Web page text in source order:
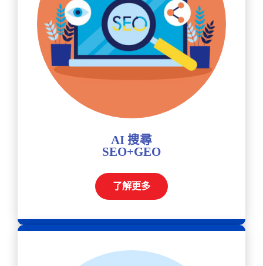
AI 搜尋
SEO+GEO
了解更多